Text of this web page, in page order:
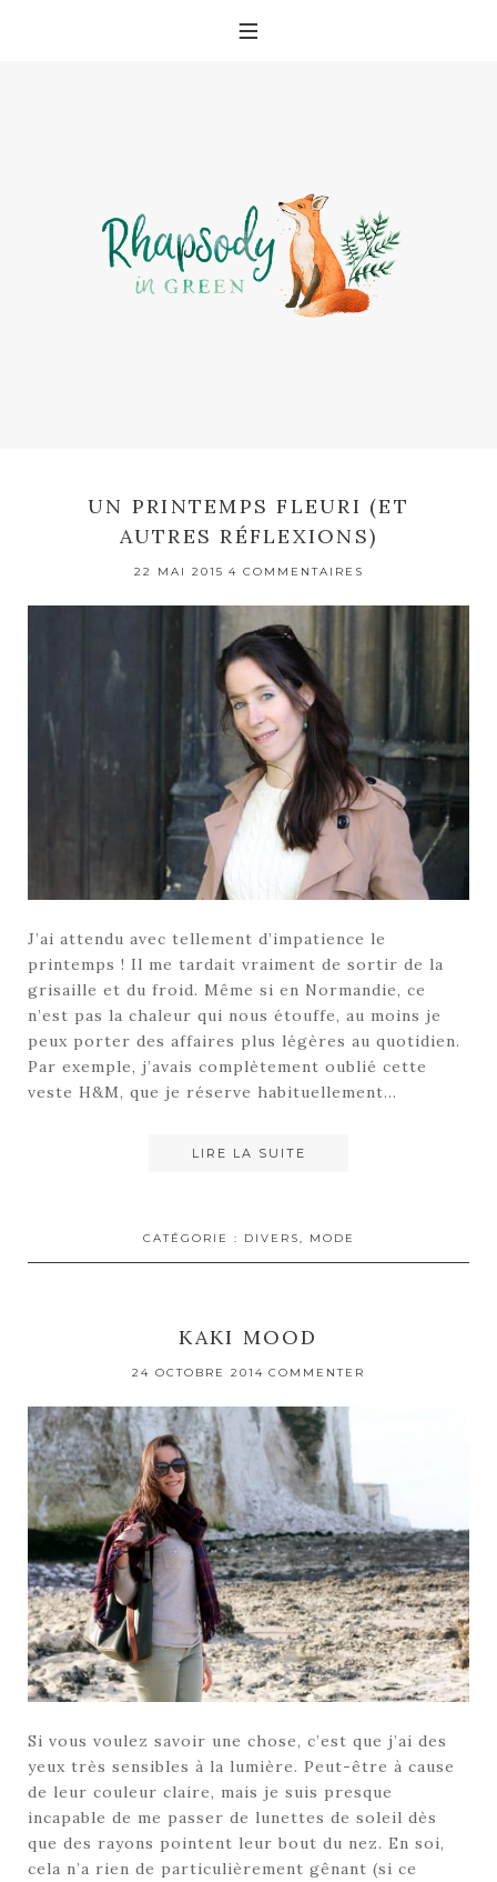
UN PRINTEMPS FLEURI (ET
AUTRES RÉFLEXIONS)
22 MAI 2015 4 COMMENTAIRES
J’ai attendu avec tellement d’impatience le
printemps ! Il me tardait vraiment de sortir de la
grisaille et du froid. Même si en Normandie, ce
n’est pas la chaleur qui nous étouffe, au moins je
peux porter des affaires plus légères au quotidien.
Par exemple, j’avais complètement oublié cette
veste H&M, que je réserve habituellement…
LIRE LA SUITE
CATÉGORIE : DIVERS, MODE
KAKI MOOD
24 OCTOBRE 2014 COMMENTER
Si vous voulez savoir une chose, c’est que j’ai des
yeux très sensibles à la lumière. Peut-être à cause
de leur couleur claire, mais je suis presque
incapable de me passer de lunettes de soleil dès
que des rayons pointent leur bout du nez. En soi,
cela n’a rien de particulièrement gênant (si ce